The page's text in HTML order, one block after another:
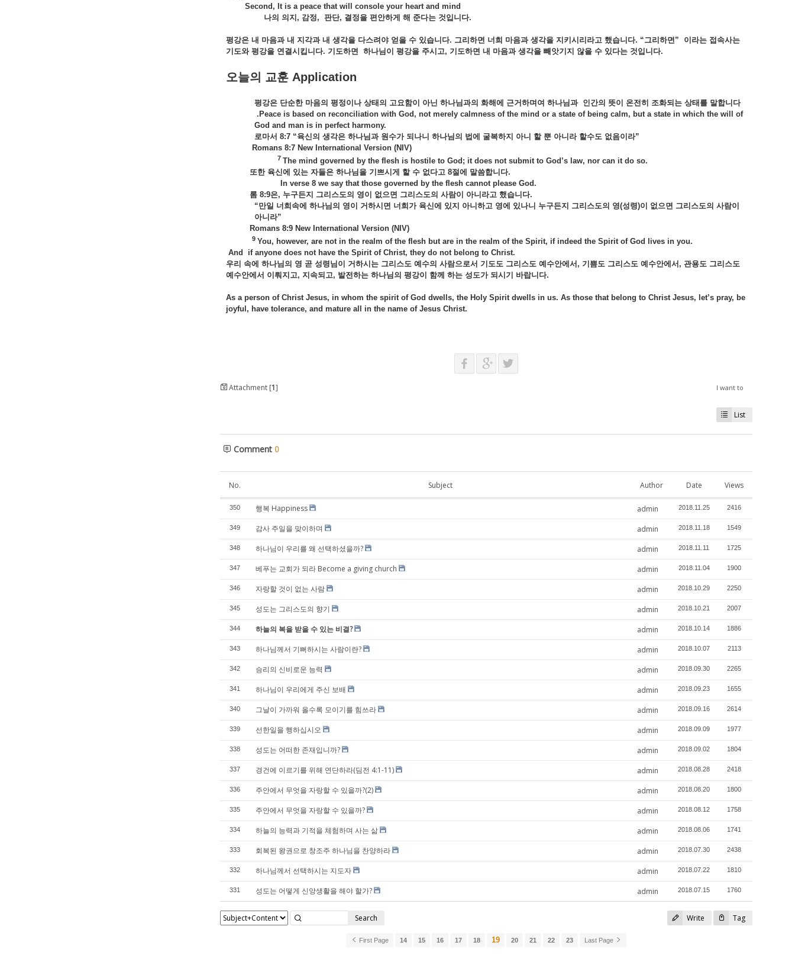
Second, It is a peace that will console your heart and mind
나의 의지, 감정, 판단, 결정을 편안하게 해 준다는 것입니다.
평강은 내 마음과 내 지각과 내 생각을 다스려야 얻을 수 있습니다. 그리하면 너희 마음과 생각을 지키시리라고 했습니다. “그리하면” 이라는 접속사는
기도와 평강을 연결시킵니다. 기도하면 하나님이 평강을 주시고, 기도하면 내 마음과 생각을 빼앗기지 않을 수 있다는 것입니다.
오늘의 교훈 Application
평강은 단순한 마음의 평정이나 상태의 고요함이 아닌 하나님과의 화해에 근거하며여 하나님과 인간의 뜻이 온전히 조화되는 상태를 말합니다
.Peace is based on reconciliation with God, not merely calmness of the mind or a state of being calm, but a state in which the will of
God and man is in perfect harmony.
로마서 8:7 “육신의 생각은 하나님과 원수가 되나니 하나님의 법에 굴복하지 아니 할 뿐 아니라 할수도 없음이라”
Romans 8:7 New International Version (NIV)
7 The mind governed by the flesh is hostile to God; it does not submit to God’s law, nor can it do so.
또한 육신에 있는 자들은 하나님을 기쁘시게 할 수 없다고 8절에 말씀합니다.
In verse 8 we say that those governed by the flesh cannot please God.
롬 8:9은, 누구든지 그리스도의 영이 없으면 그리스도의 사람이 아니라고 했습니다.
“만일 너희속에 하나님의 영이 거하시면 너희가 육신에 있지 아니하고 영에 있나니 누구든지 그리스도의 영(성령)이 없으면 그리스도의 사람이
아니라”
Romans 8:9 New International Version (NIV)
9 You, however, are not in the realm of the flesh but are in the realm of the Spirit, if indeed the Spirit of God lives in you.
And if anyone does not have the Spirit of Christ, they do not belong to Christ.
우리 속에 하나님의 영 곧 성령님이 거하시는 그리스도 예수의 사람으로서 기도도 그리스도 예수안에서, 기쁨도 그리스도 예수안에서, 관용도 그리스도
예수안에서 이뤄지고, 지속되고, 발전하는 하나님의 평강이 함께 하는 성도가 되시기 바랍니다.
As a person of Christ Jesus, in whom the spirit of God dwells, the Holy Spirit dwells in us. As those that belong to Christ Jesus, let’s pray, be
joyful, have tolerance, and mature all in the name of Jesus Christ.
Attachment [1] I want to
List
Comment 0
No. Subject Author Date Views
350 행복 Happiness admin 2018.11.25 2416
349 감사 주일을 맞이하며 admin 2018.11.18 1549
348 하나님이 우리를 왜 선택하셨을까? admin 2018.11.11 1725
347 베푸는 교회가 되라 Become a giving church admin 2018.11.04 1900
346 자랑할 것이 없는 사람 admin 2018.10.29 2250
345 성도는 그리스도의 향기 admin 2018.10.21 2007
344 하늘의 복을 받을 수 있는 비결? admin 2018.10.14 1886
343 하나님께서 기뻐하시는 사람이란? admin 2018.10.07 2113
342 승리의 신비로운 능력 admin 2018.09.30 2265
341 하나님이 우리에게 주신 보배 admin 2018.09.23 1655
340 그날이 가까워 올수록 모이기를 힘쓰라 admin 2018.09.16 2614
339 선한일을 행하십시오 admin 2018.09.09 1977
338 성도는 어떠한 존재입니까? admin 2018.09.02 1804
337 경건에 이르기를 위해 연단하라(딤전 4:1-11) admin 2018.08.28 2418
336 주안에서 무엇을 자랑할 수 있을까?(2) admin 2018.08.20 1800
335 주안에서 무엇을 자랑할 수 있을까? admin 2018.08.12 1758
334 하늘의 능력과 기적을 체험하며 사는 삶 admin 2018.08.06 1741
333 회복된 왕권으로 창조주 하나님을 찬양하라 admin 2018.07.30 2438
332 하나님께서 선택하시는 지도자 admin 2018.07.22 1810
331 성도는 어떻게 신앙생활을 해야 할가? admin 2018.07.15 1760
Write Tag
Search
First Page 14 15 16 17 18 19 20 21 22 23 Last Page